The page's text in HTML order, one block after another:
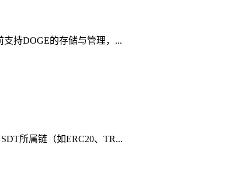
支持DOGE的存储与管理，...
所属链（如ERC20、TR...